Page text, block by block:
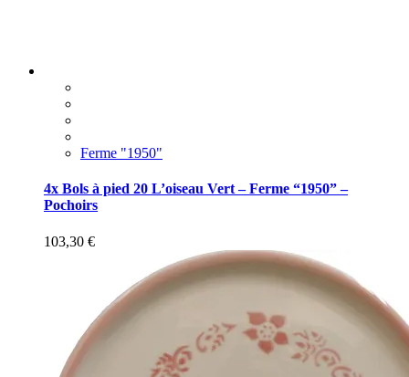
Ferme "1950"
4x Bols à pied 20 L’oiseau Vert – Ferme “1950” –
Pochoirs
103,30 €